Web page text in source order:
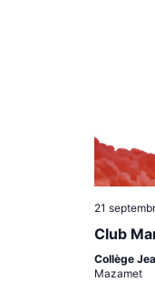
21
Club
Collège
Mazamet